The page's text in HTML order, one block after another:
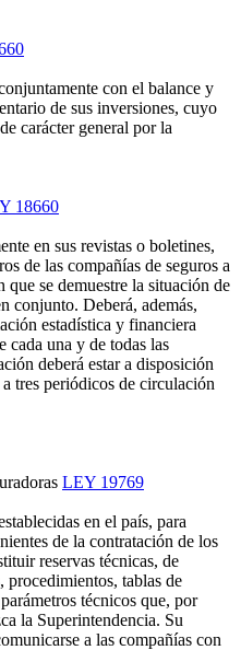
con el balance y
de sus inversiones, cuyo
carácter general por la
18660
en sus revistas o boletines,
de las compañías de seguros a
se demuestre la situación de
conjunto. Deberá, además,
estadística y financiera
cada una y de todas las
deberá estar a disposición
tres periódicos de circulación
LEY 19769
en el país, para
de la contratación de los
reservas técnicas, de
procedimientos, tablas de
técnicos que, por
la Superintendencia. Su
a las compañías con